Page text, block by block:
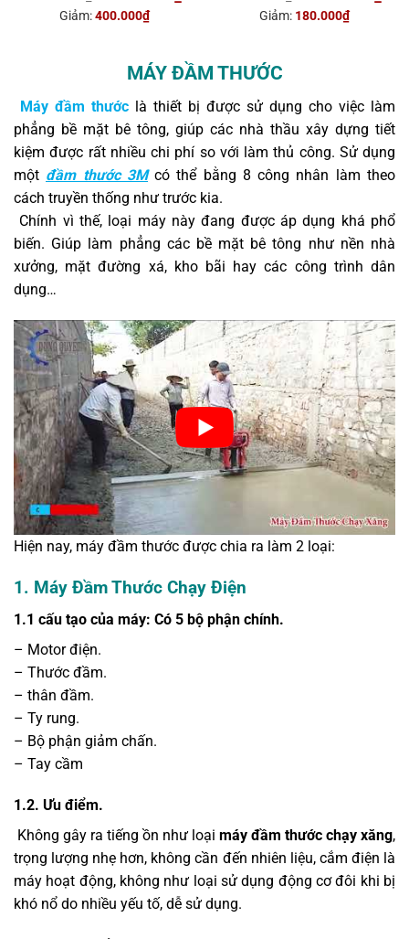
gốc
2.500.000₫.
Giảm:400.000₫
gốc
Giảm: 180.000₫
MÁY ĐẦM THƯỚC
Máy đầm thước là thiết bị được sử dụng cho việc làm
phẳng bề mặt bê tông, giúp các nhà thầu xây dựng tiết
kiệm được rất nhiều chi phí so với làm thủ công. Sử dụng
một đầm thước 3Mcó thể bằng 8 công nhân làm theo
cách truyền thống như trước kia.
Chính vì thế, loại máy này đang được áp dụng khá phổ
biến. Giúp làm phẳng các bề mặt bê tông như nền nhà
xưởng, mặt đường xá, kho bãi hay các công trình dân
dụng…
Hiện nay, máy đầm thước được chia ra làm 2 loại:
1. Máy Đầm Thước Chạy Điện
1.1 cấu tạo của máy: Có 5 bộ phận chính.
– Motor điện.
– Thước đầm.
– thân đầm.
– Ty rung.
– Bộ phận giảm chấn.
– Tay cầm
1.2. Ưu điểm.
Không gây ra tiếng ồn như loại máy đầm thước chạy xăng,
trọng lượng nhẹ hơn, không cần đến nhiên liệu, cắm điện là
máy hoạt động, không như loại sử dụng động cơ đôi khi bị
khó nổ do nhiều yếu tố, dễ sử dụng.